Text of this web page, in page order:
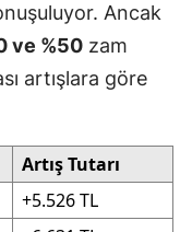
Ancak
ve %50 zam
artışlara göre
Artış Tutarı
+5.526 TL